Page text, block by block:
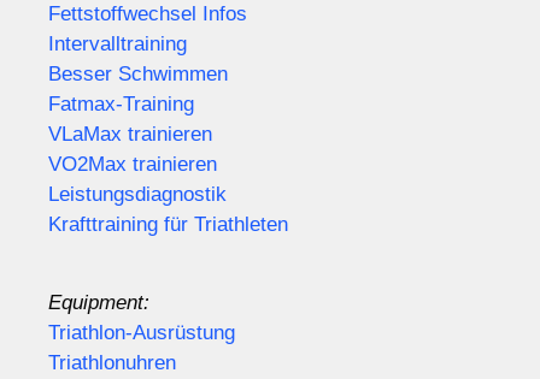
Fettstoffwechsel Infos
Intervalltraining
Besser Schwimmen
Fatmax-Training
VLaMax trainieren
VO2Max trainieren
Leistungsdiagnostik
Krafttraining für Triathleten
Equipment:
Triathlon-Ausrüstung
Triathlonuhren